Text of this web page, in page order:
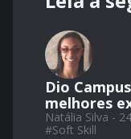
Dio
melhores
Natália Silva -
#Soft Skill